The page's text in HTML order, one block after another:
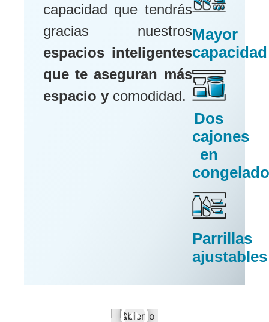
capacidad que tendrás
gracias nuestros
espacios inteligentes
que te aseguran más
espacio y comodidad.
Mayor
capacidad
Dos
cajones
en
Parrillas
ajustables